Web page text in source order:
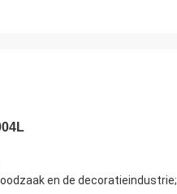
en de decoratieindustrie;